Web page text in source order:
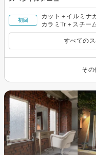
初回
カット＋イルミナ
カラミTr＋スチー
すべての
その